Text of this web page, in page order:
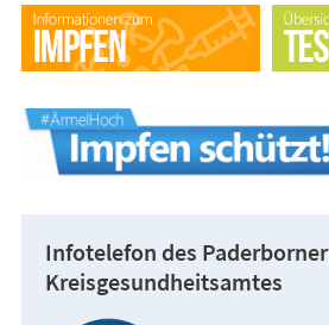
Infotelefon des Paderborner
Kreisgesundheitsamtes